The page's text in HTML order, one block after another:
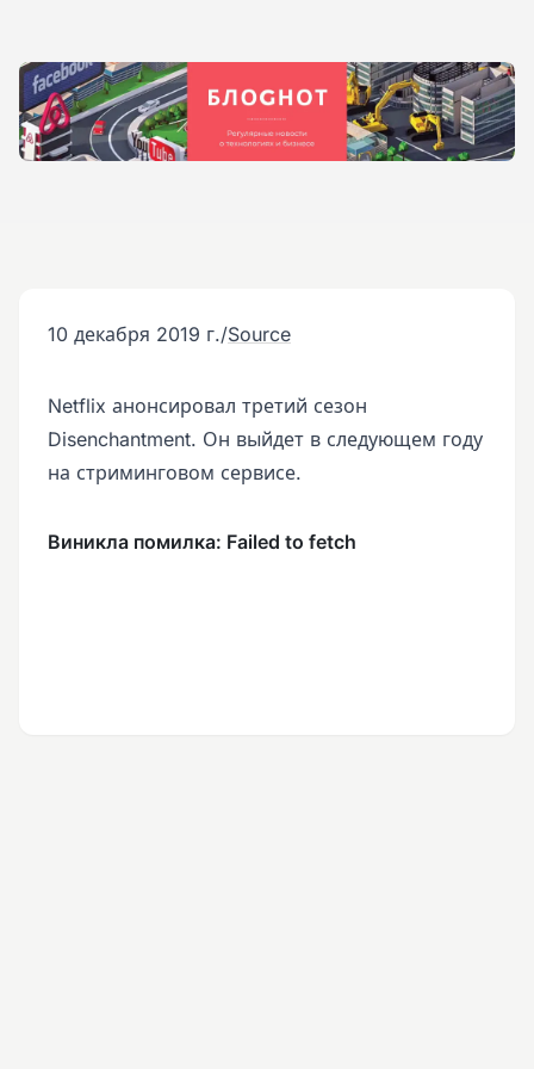
10 декабря 2019 г./Source
Netflix анонсировал третий сезон
Disenchantment. Он выйдет в следующем году
на стриминговом сервисе.